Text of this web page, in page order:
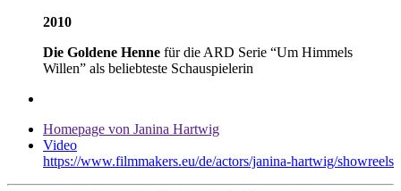
2010
Die Goldene Henne für die ARD Serie “Um Himmels
Willen” als beliebteste Schauspielerin
Homepage von Janina Hartwig
Video
https://www.filmmakers.eu/de/actors/janina-hartwig/showreels